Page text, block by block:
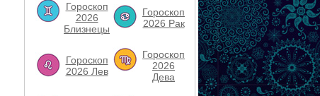
Гороскоп
2026
Близнецы
Гороскоп
2026 Рак
Гороскоп
2026 Лев
Гороскоп
2026
Дева